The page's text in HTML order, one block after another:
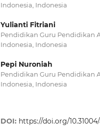
Indonesia, Indonesia
Yulianti Fitriani
Pendidikan Guru Pendidikan
Indonesia, Indonesia
Pepi Nuroniah
Pendidikan Guru Pendidikan
Indonesia, Indonesia
DOI: https://doi.org/